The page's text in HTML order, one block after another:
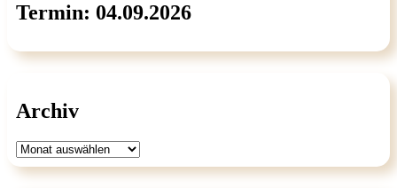
Termin: 04.09.2026
Archiv
Archiv